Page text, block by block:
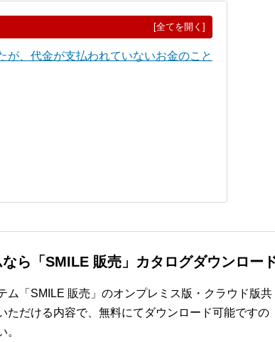
[全てを開く]
が、代金が支払われていないお金のこと
ら「SMILE 販売」カタログダウンロー
ム「SMILE 販売」のオンプレミス版・クラウド版共
ただける内容で、無料にてダウンロード可能ですの
。